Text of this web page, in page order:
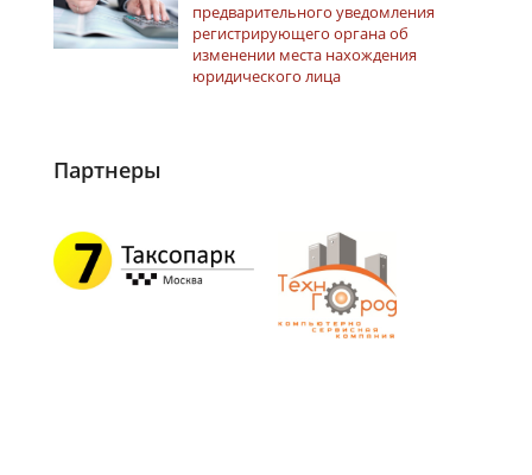
предварительного уведомления
регистрирующего органа об
изменении места нахождения
юридического лица
Партнеры